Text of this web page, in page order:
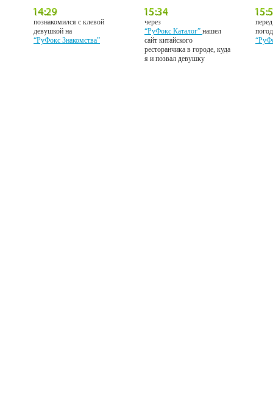
познакомился с клевой
девушкой на
“РуФокс Знакомства”
через
“РуФокс Каталог”нашел
сайт китайского
ресторанчика в городе, куда
я и позвал девушку